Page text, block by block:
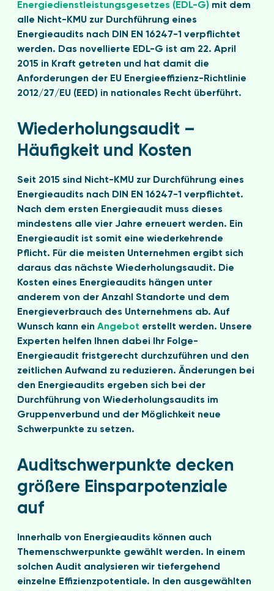
Energiedienstleistungsgesetzes (EDL-G) mit dem
alle Nicht-KMU zur Durchführung eines
Energieaudits nach DIN EN 16247-1 verpflichtet
werden. Das novellierte EDL-G ist am 22. April
2015 in Kraft getreten und hat damit die
Anforderungen der EU Energieeffizienz-Richtlinie
2012/27/EU (EED) in nationales Recht überführt.
Wiederholungsaudit –
Häufigkeit und Kosten
Seit 2015 sind Nicht-KMU zur Durchführung eines
Energieaudits nach DIN EN 16247-1 verpflichtet.
Nach dem ersten Energieaudit muss dieses
mindestens alle vier Jahre erneuert werden. Ein
Energieaudit ist somit eine wiederkehrende
Pflicht. Für die meisten Unternehmen ergibt sich
daraus das nächste Wiederholungsaudit. Die
Kosten eines Energieaudits hängen unter
anderem von der Anzahl Standorte und dem
Energieverbrauch des Unternehmens ab. Auf
Wunsch kann ein Angebot erstellt werden. Unsere
Experten helfen Ihnen dabei Ihr Folge-
Energieaudit fristgerecht durchzuführen und den
zeitlichen Aufwand zu reduzieren. Änderungen bei
den Energieaudits ergeben sich bei der
Durchführung von Wiederholungsaudits im
Gruppenverbund und der Möglichkeit neue
Schwerpunkte zu setzen.
Auditschwerpunkte decken
größere Einsparpotenziale
auf
Innerhalb von Energieaudits können auch
Themenschwerpunkte gewählt werden. In einem
solchen Audit analysieren wir tiefergehend
einzelne Effizienzpotentiale. In den ausgewählten